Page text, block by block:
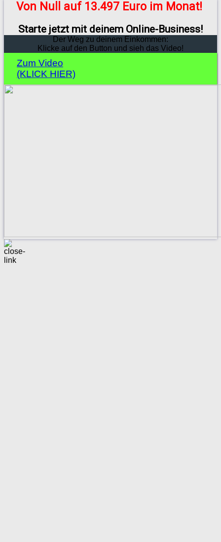
Von Null auf 13.497 Euro im Monat!
Starte jetzt mit deinem Online-Business!
Der Weg zu deinem Einkommen:
Klicke auf den Button und sieh das Video!
Zum Video
(KLICK HIER)